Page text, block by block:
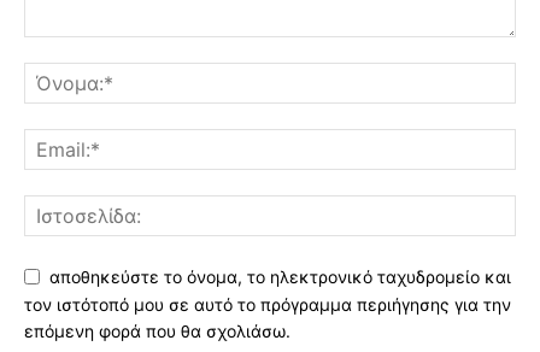
αποθηκεύστε το όνομα, το ηλεκτρονικό ταχυδρομείο και
τον ιστότοπό μου σε αυτό το πρόγραμμα περιήγησης για την
επόμενη φορά που θα σχολιάσω.